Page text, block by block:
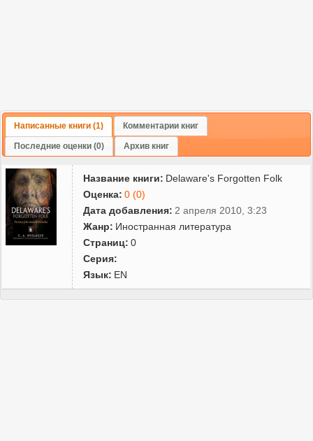
Написанные книги (1) Комментарии книг
Последние оценки (0) Архив книг
Название книги: Delaware's Forgotten Folk
Оценка: 0 (0)
Дата добавления: 2 апреля 2010, 3:23
Жанр: Иностранная литература
Страниц: 0
Серия:
Язык: EN